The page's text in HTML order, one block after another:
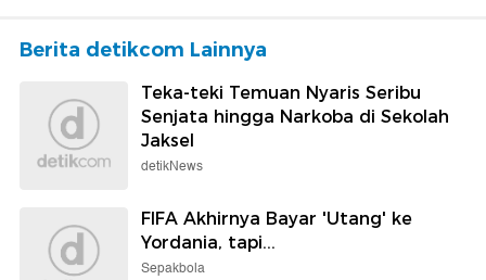
Berita detikcom Lainnya
Teka-teki Temuan Nyaris Seribu
Senjata hingga Narkoba di Sekolah
Jaksel
detikNews
FIFA Akhirnya Bayar 'Utang' ke
Yordania, tapi...
Sepakbola